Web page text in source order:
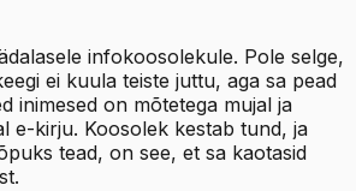
infokoosolekule. Pole selge,
ei kuula teiste juttu, aga sa pead
inimesed on mõtetega mujal ja
e-kirju. Koosolek kestab tund, ja
tead, on see, et sa kaotasid